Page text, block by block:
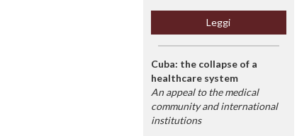
Leggi
Cuba: the collapse of a
healthcare system
An appeal to the medical
community and international
institutions